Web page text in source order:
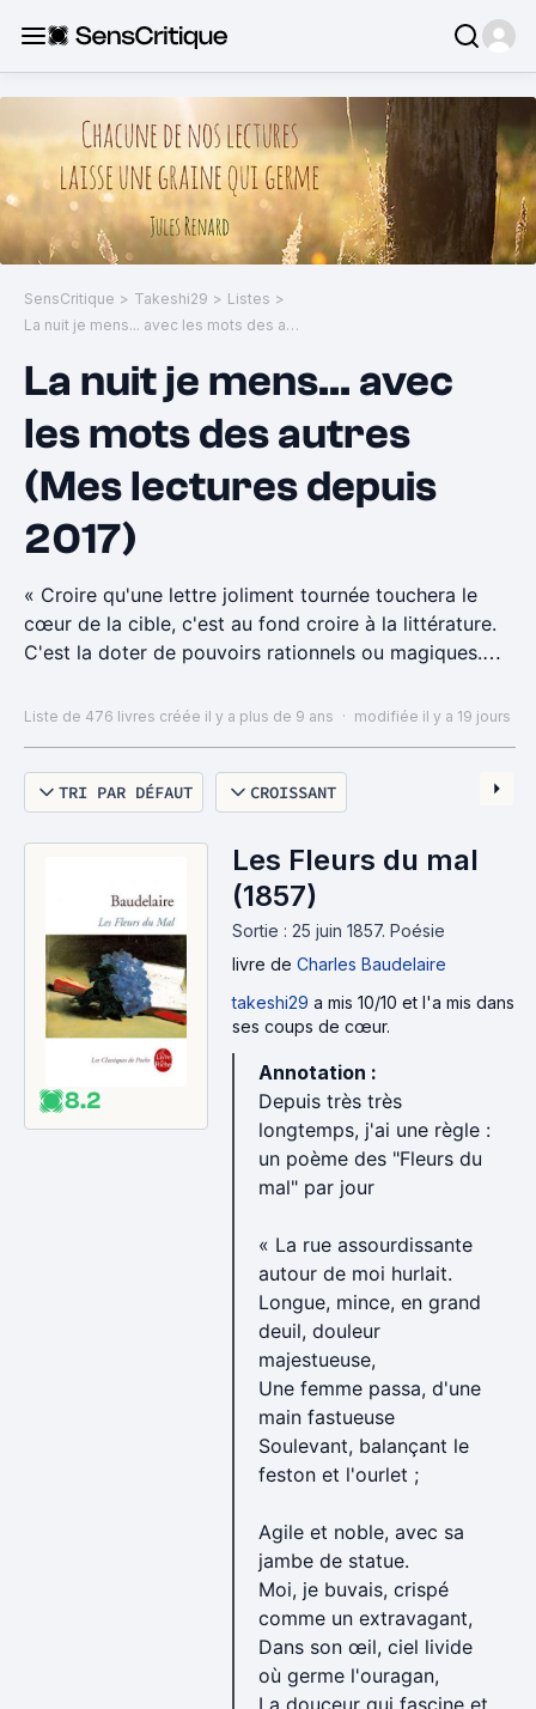
SensCritique > Takeshi29 > Listes >
La nuit je mens... avec les mots des autres (Mes lectures depuis 2017)
La nuit je mens... avec
les mots des autres
(Mes lectures depuis
2017)
« Croire qu'une lettre joliment tournée touchera le
cœur de la cible, c'est au fond croire à la littérature.
C'est la doter de pouvoirs rationnels ou magiques.
le lecteur. » ( Bernard Pivot - "La mémoire n'en fait
https://youtu.be/0MYN8mAEKUo
https://www.senscritique.com/top/Les_meilleurs_livre
https://www.senscritique.com/top/Les_meilleurs_livre
s_de_2018/2005084
https://www.senscritique.com/top/Les_meilleurs_livre
s_de_2019/2346164
https://www.senscritique.com/top/Les_meilleurs_livre
https://www.senscritique.com/top/Les_meilleurs_livre
Liste de 476 livres créée il y a plus de 9 ans · modifiée il y a 19 jours
TRI PAR DÉFAUT CROISSANT
8.2
Les Fleurs du mal
(1857)
Sortie : 25 juin 1857. Poésie
livre de Charles Baudelaire
takeshi29 a mis 10/10 et l'a mis dans
ses coups de cœur.
Annotation :
Depuis très très
longtemps, j'ai une règle :
un poème des "Fleurs du
mal" par jour
« La rue assourdissante
autour de moi hurlait.
Longue, mince, en grand
deuil, douleur
majestueuse,
Une femme passa, d'une
main fastueuse
Soulevant, balançant le
feston et l'ourlet ;
Agile et noble, avec sa
jambe de statue.
Moi, je buvais, crispé
comme un extravagant,
Dans son œil, ciel livide
où germe l'ouragan,
La douceur qui fascine et